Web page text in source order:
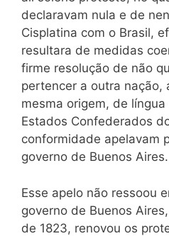
declaravam nula e de
Cisplatina com o Brasil,
resultara de medidas
firme resolução de não
pertencer a outra nação,
mesma origem, de
Estados Confederados
conformidade apelavam
governo de Buenos Aires.
Esse apelo não ressoou
governo de Buenos
de 1823, renovou os